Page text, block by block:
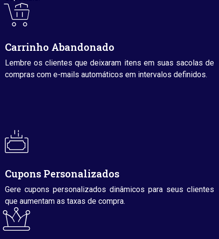
Carrinho Abandonado
Lembre os clientes que deixaram itens em suas sacolas de
compras com e-mails automáticos em intervalos definidos.
Cupons Personalizados
Gere cupons personalizados dinâmicos para seus clientes
que aumentam as taxas de compra.